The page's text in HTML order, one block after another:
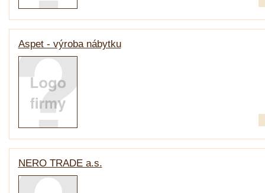
Aspet - výroba nábytku
NERO TRADE a.s.